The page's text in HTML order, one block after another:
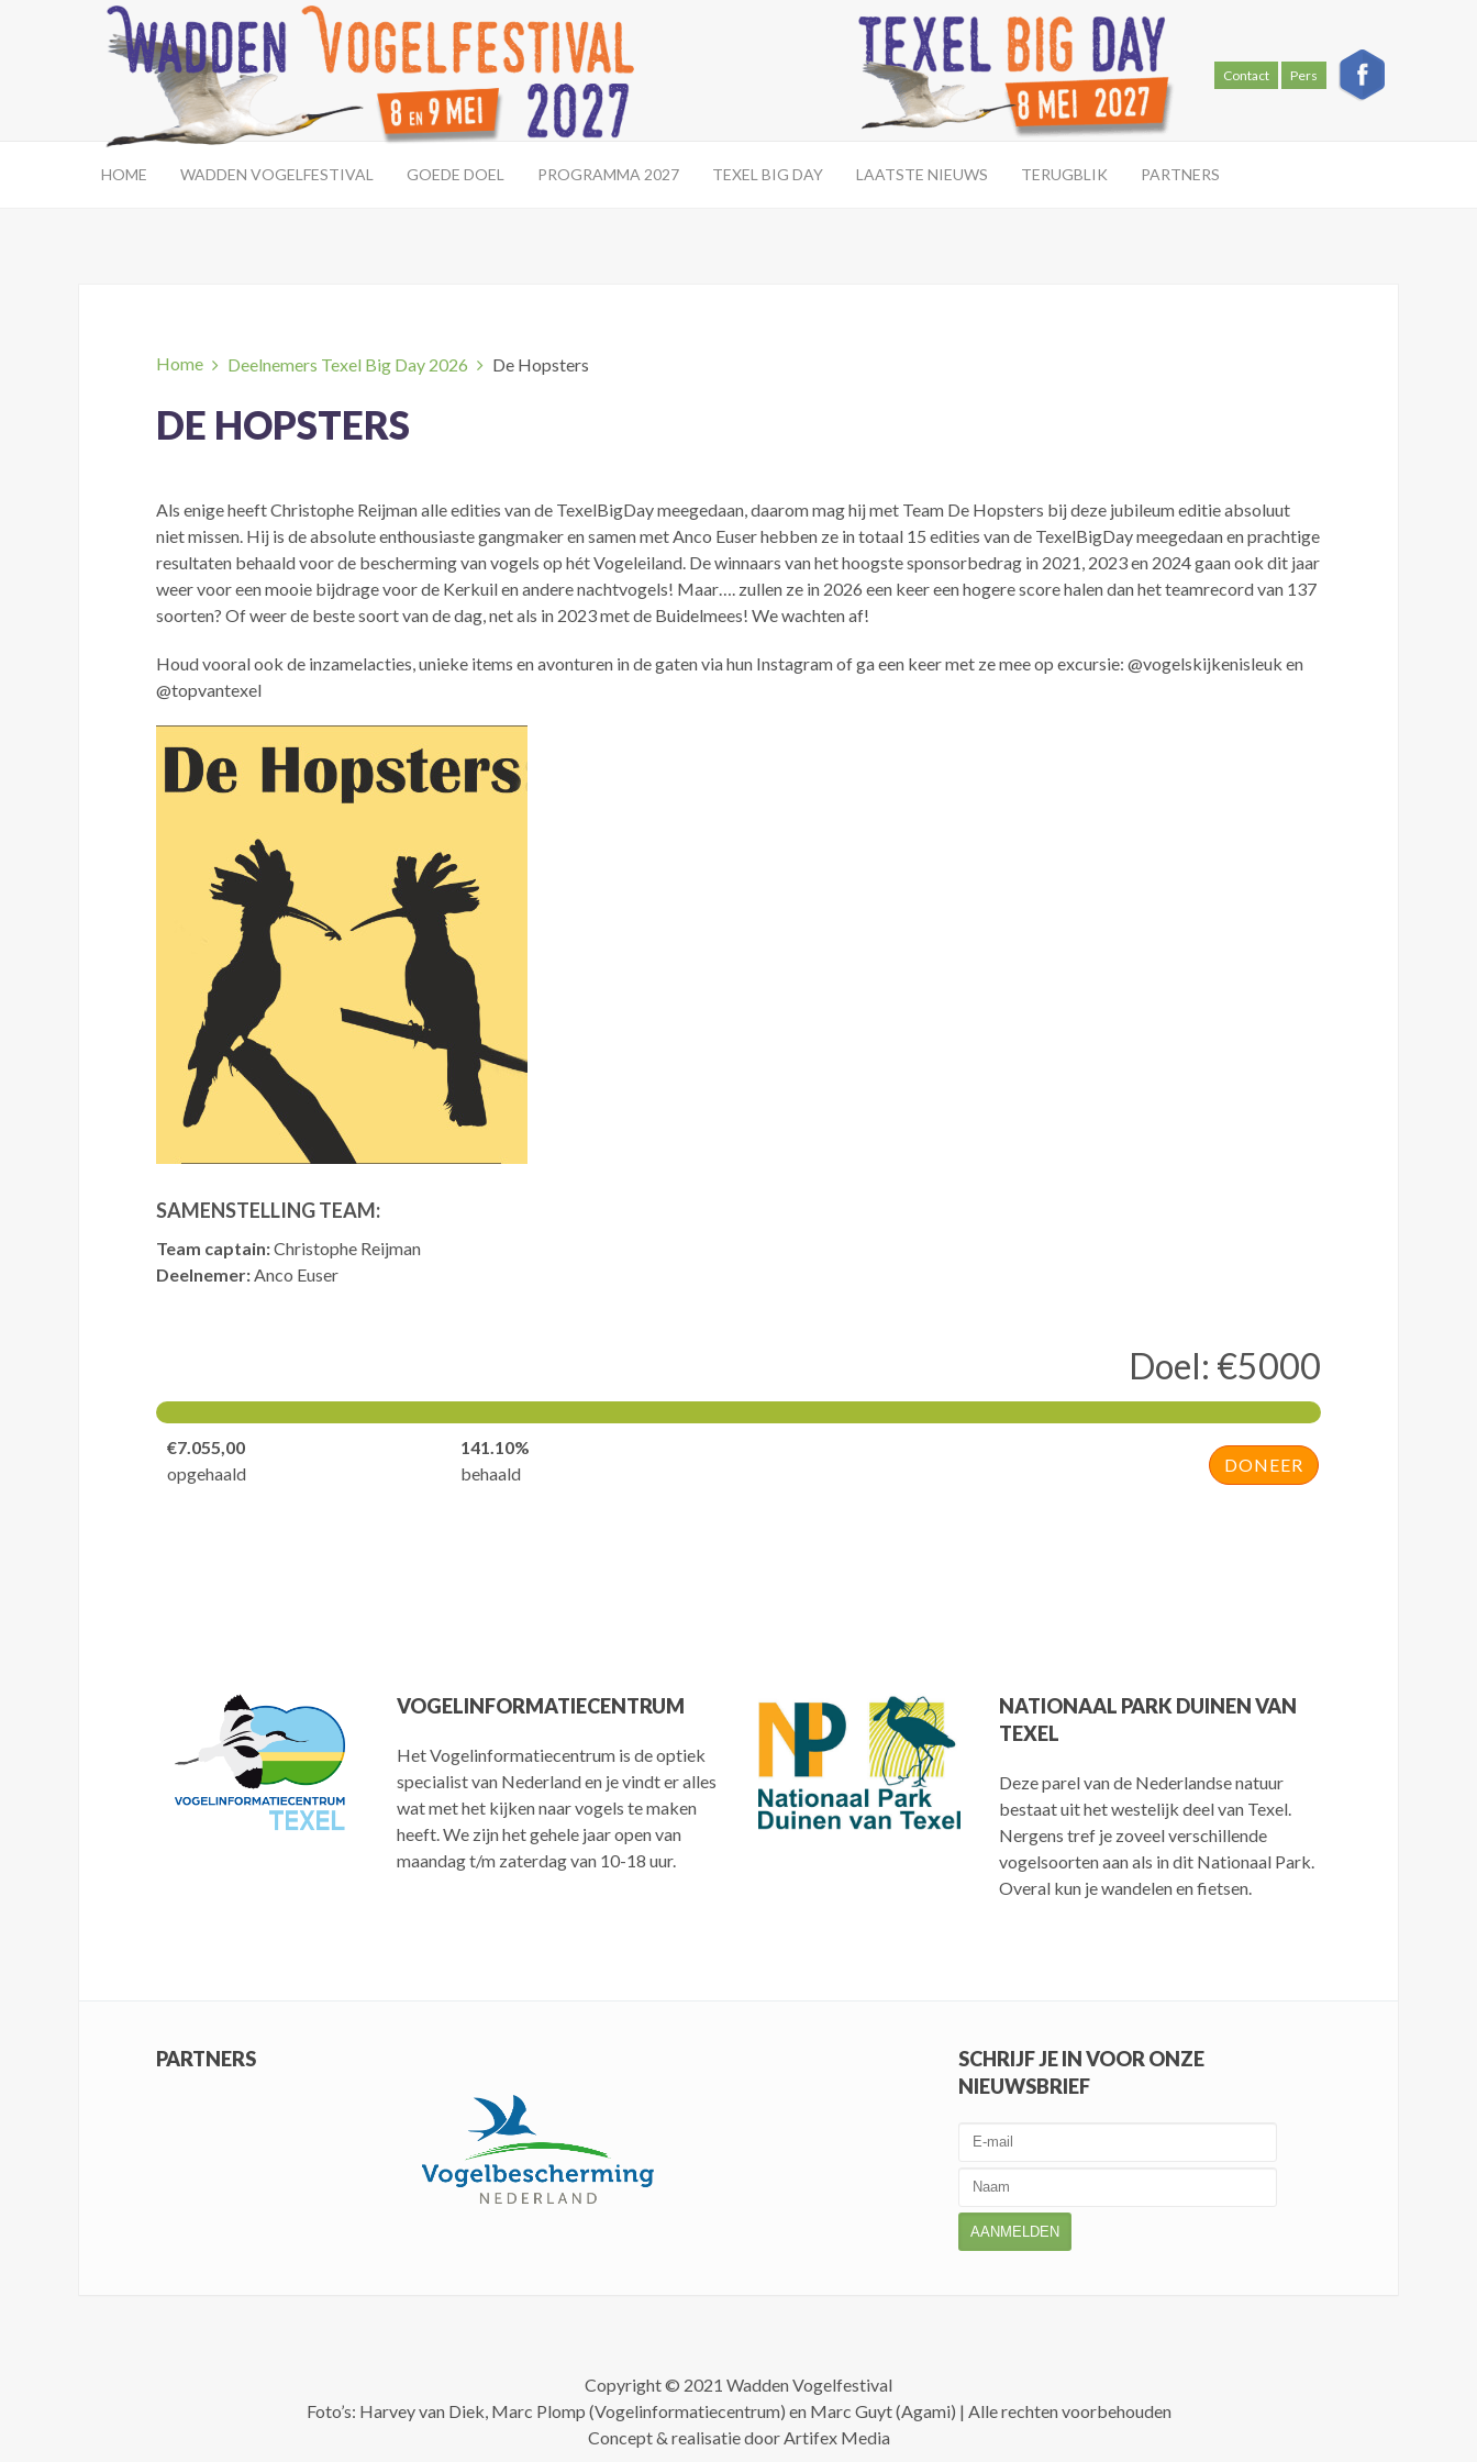
Contact Pers
HOME WADDEN VOGELFESTIVAL GOEDE DOEL PROGRAMMA 2027 TEXEL BIG DAY LAATSTE NIEUWS TERUGBLIK PARTNERS
Home Deelnemers Texel Big Day 2026 De Hopsters
DE HOPSTERS
Als enige heeft Christophe Reijman alle edities van de TexelBigDay meegedaan, daarom mag hij met Team De Hopsters bij deze jubileum editie absoluut
niet missen. Hij is de absolute enthousiaste gangmaker en samen met Anco Euser hebben ze in totaal 15 edities van de TexelBigDay meegedaan en prachtige
resultaten behaald voor de bescherming van vogels op hét Vogeleiland. De winnaars van het hoogste sponsorbedrag in 2021, 2023 en 2024 gaan ook dit jaar
weer voor een mooie bijdrage voor de Kerkuil en andere nachtvogels! Maar…. zullen ze in 2026 een keer een hogere score halen dan het teamrecord van 137
soorten? Of weer de beste soort van de dag, net als in 2023 met de Buidelmees! We wachten af!
Houd vooral ook de inzamelacties, unieke items en avonturen in de gaten via hun Instagram of ga een keer met ze mee op excursie: @vogelskijkenisleuk en
@topvantexel
SAMENSTELLING TEAM:
Team captain:Christophe Reijman
Deelnemer:Anco Euser
Doel: €5000
€7.055,00
opgehaald
141.10%
behaald
DONEER
VOGELINFORMATIECENTRUM
Het Vogelinformatiecentrum is de optiek
specialist van Nederland en je vindt er alles
wat met het kijken naar vogels te maken
heeft. We zijn het gehele jaar open van
maandag t/m zaterdag van 10-18 uur.
NATIONAAL PARK DUINEN VAN
TEXEL
Deze parel van de Nederlandse natuur
bestaat uit het westelijk deel van Texel.
Nergens tref je zoveel verschillende
vogelsoorten aan als in dit Nationaal Park.
Overal kun je wandelen en fietsen.
PARTNERS
SCHRIJF JE IN VOOR ONZE
NIEUWSBRIEF
AANMELDEN
Copyright © 2021 Wadden Vogelfestival
Foto’s: Harvey van Diek, Marc Plomp (Vogelinformatiecentrum) en Marc Guyt (Agami) | Alle rechten voorbehouden
Concept & realisatie doorArtifex Media